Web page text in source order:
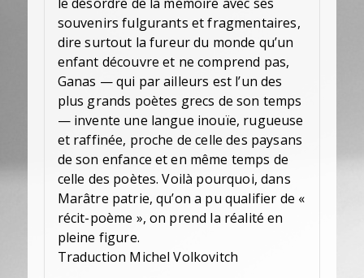
souvenirs fulgurants et fragmentaires,
dire surtout la fureur du monde qu’un
enfant découvre et ne comprend pas,
Ganas — qui par ailleurs est l’un des
plus grands poètes grecs de son temps
— invente une langue inouïe, rugueuse
et raffinée, proche de celle des paysans
de son enfance et en même temps de
celle des poètes. Voilà pourquoi, dans
Marâtre patrie, qu’on a pu qualifier de «
récit-poème », on prend la réalité en
pleine figure.
Traduction Michel Volkovitch